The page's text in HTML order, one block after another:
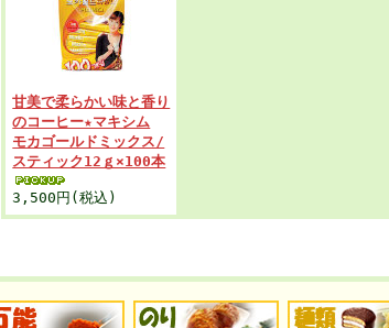
甘美で柔らかい味と香り
のコーヒー★マキシム
モカゴールドミックス/
スティック12ｇ×100本
3,500円(税込)